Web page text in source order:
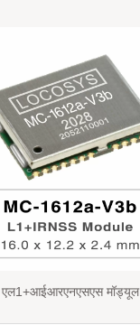
एल1+आईआरएनएसएस मॉड्यूल